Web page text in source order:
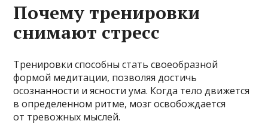
Почему тренировки
снимают стресс
Тренировки способны стать своеобразной
формой медитации, позволяя достичь
осознанности и ясности ума. Когда тело движется
в определенном ритме, мозг освобождается
от тревожных мыслей.